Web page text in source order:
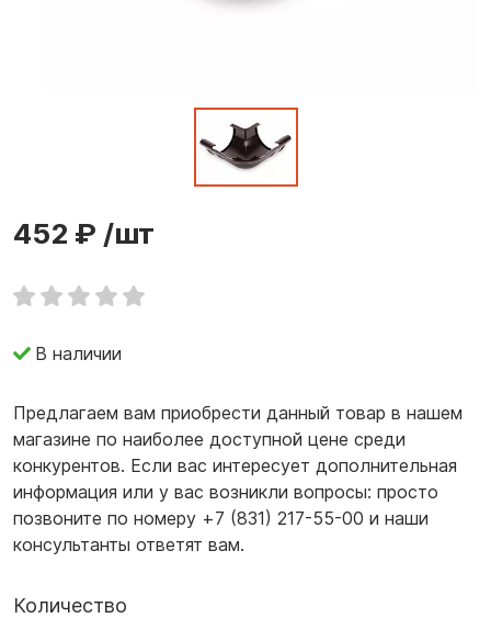
452 ₽ /шт
В наличии
Предлагаем вам приобрести данный товар в нашем
магазине по наиболее доступной цене среди
конкурентов. Если вас интересует дополнительная
информация или у вас возникли вопросы: просто
позвоните по номеру +7 (831) 217-55-00 и наши
консультанты ответят вам.
Количество